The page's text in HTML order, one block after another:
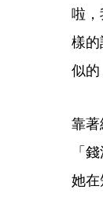
啦
樣
似的
靠
「
她在